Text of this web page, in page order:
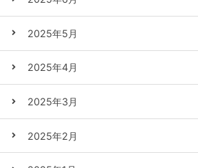
2025年5月
2025年4月
2025年3月
2025年2月